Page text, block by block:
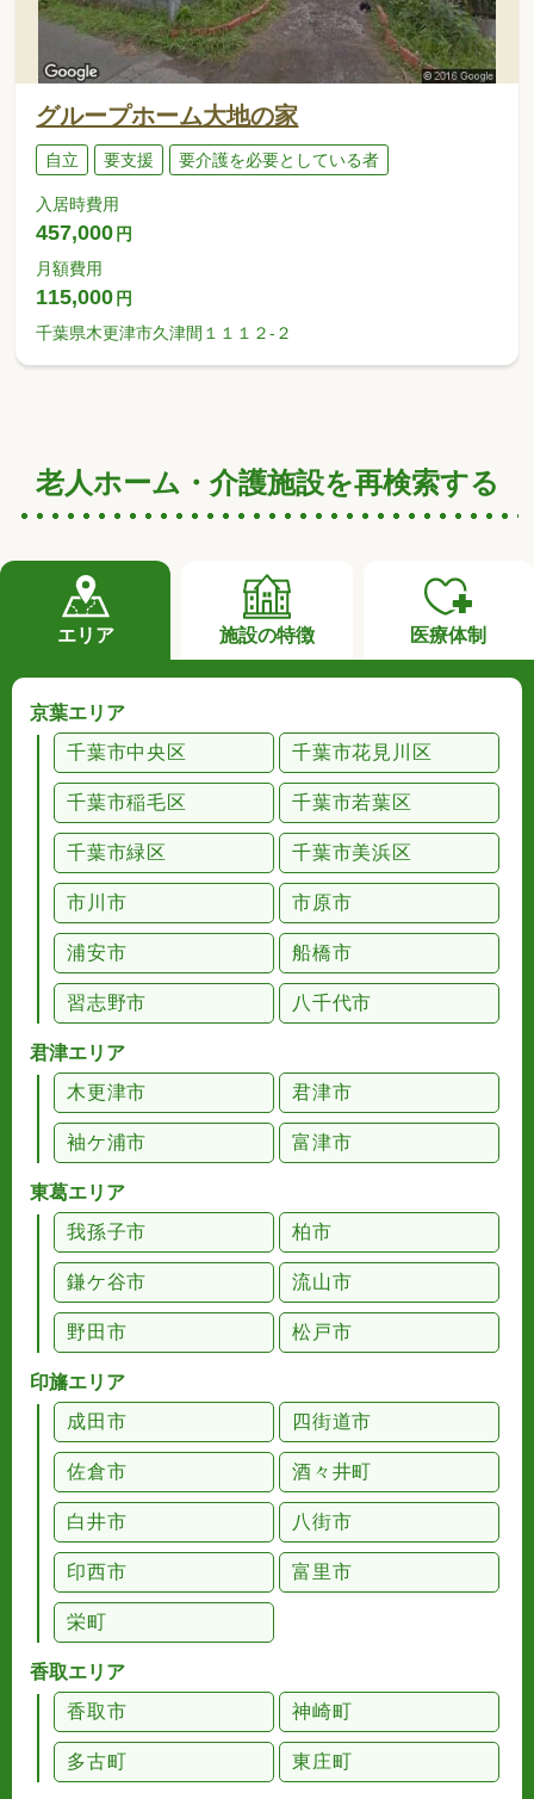
グループホーム大地の家
自立 要支援 要介護を必要としている者
入居時費用
457,000円
月額費用
115,000円
千葉県木更津市久津間１１１２-２
老人ホーム・介護施設を再検索する
エリア 施設の特徴 医療体制
京葉エリア
千葉市中央区
千葉市花見川区
千葉市稲毛区 千葉市若葉区
千葉市緑区 千葉市美浜区
市川市 市原市
浦安市 船橋市
習志野市 八千代市
君津エリア
木更津市
君津市
袖ケ浦市 富津市
東葛エリア
我孫子市
柏市
鎌ケ谷市 流山市
野田市 松戸市
印旛エリア
成田市
四街道市
佐倉市 酒々井町
白井市 八街市
印西市 富里市
栄町
香取エリア
香取市
神崎町
多古町 東庄町